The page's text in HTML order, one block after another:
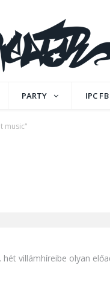
PARTY IPC
music"
villámhíreibe olyan